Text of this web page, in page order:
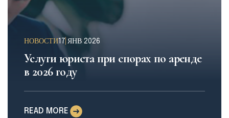
НОВОСТИ 17 ЯНВ 2026
Услуги юриста при спорах по аренде
в 2026 году
READ MORE